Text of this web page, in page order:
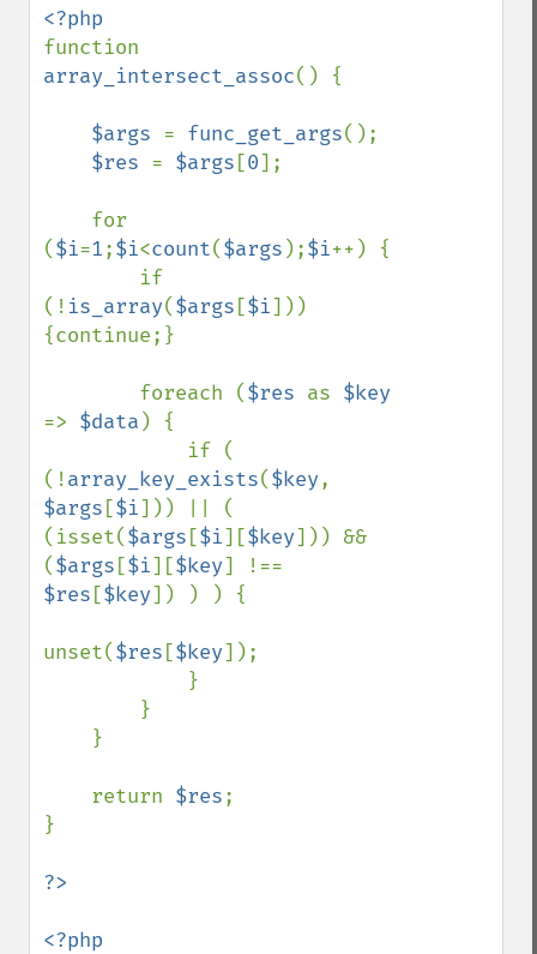
array_intersect_assoc() {
$args = func_get_args();
$res = $args [0];
($i=1;$i<count($args );$i++) {
(! is_array($args [$i]))
{continue;}
        foreach (
$res as
=> $data ) {
(!array_key_exists($key
$args [$i])) || (
(isset($args [$i][$key])) &&
($args [$i][$key
$res [$key]) ) ) {
unset($res [$key]);
    return
$res;
}
<?php